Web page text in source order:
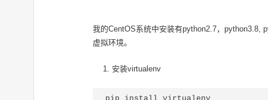
我的CentOS系统中安装有python2.7，python3.8,
虚拟环境。
安装virtualenv